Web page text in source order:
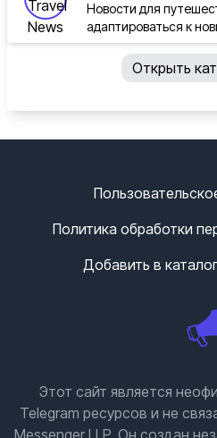
Новости для
адаптироваться к
Открыть
Политика обработки
Добавить в каталог
Этот сайт является
Telegram ресурсов и не
Messenger LLP. Он создан